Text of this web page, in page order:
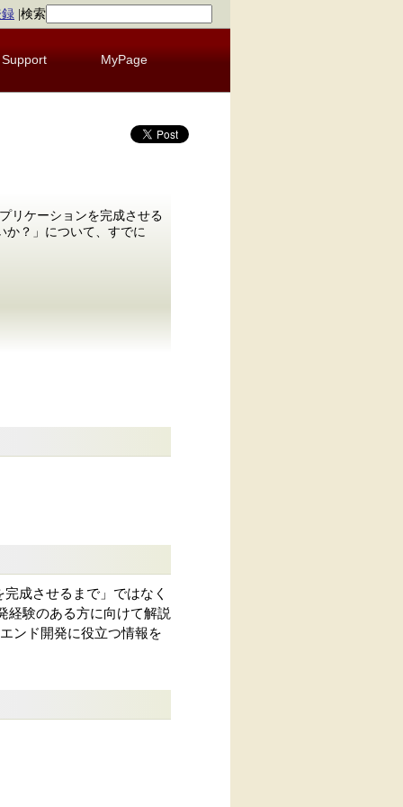
検索
Support MyPage
リケーションを完成させる
か？」について、すでに
成させるまで」ではなく
経験のある方に向けて解説
ンド開発に役立つ情報を